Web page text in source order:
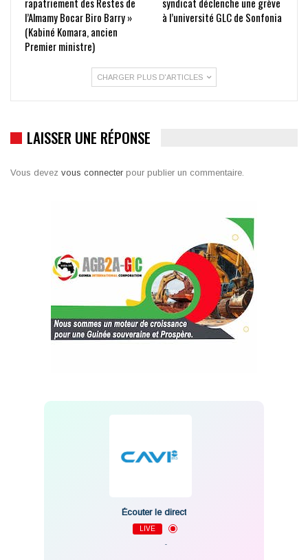
l’Almamy Bocar Biro Barry »
(Kabiné Komara, ancien
Premier ministre)
à l’université GLC de Sonfonia
CHARGER PLUS D'ARTICLES
LAISSER UNE RÉPONSE
Vous devez vous connecter pour publier un commentaire.
Écouter le direct
LIVE